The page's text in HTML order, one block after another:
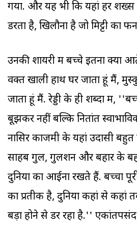
गया. और यह भी कि यहां हर शख्स
डरता है, खिलौना है जो मिट्टी का
उनकी शायरी में बच्चे इतना क्यों
वक्त खाली हाथ घर जाता हूं मैं,
जाता हूं मैं. रेड्डी के ही शब्दों में,
बूझकर नहीं बल्कि नितांत
नासिर काजमी के यहां उदासी
साहब गुल, गुलशन और बहार के
दुनिया का आईना रखते हैं. बच्चा
का प्रतीक है, दुनिया कहां से
बड़ा होने से डर रहा है.'' एकांतपसंद